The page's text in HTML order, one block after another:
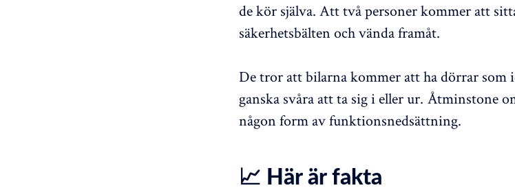
de kör själva. Att två personer kommer att
säkerhetsbälten och vända framåt.
De tror att bilarna kommer att ha dörrar som
ganska svåra att ta sig i eller ur. Åtminstone
någon form av funktionsnedsättning.
📈 Här är fakta